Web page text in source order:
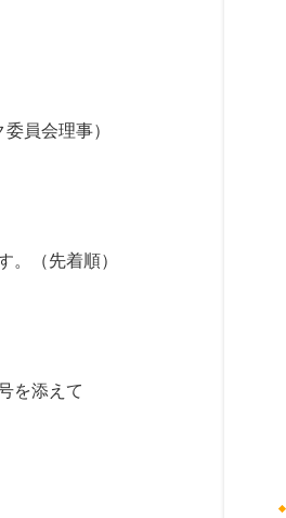
員会理事）
。（先着順）
を添えて